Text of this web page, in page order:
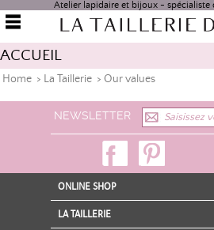
Atelier lapidaire et bijoux - spécialiste
ACCUEIL
Home > La Taillerie > Our values
NEWSLETTER
ONLINE SHOP
LA TAILLERIE